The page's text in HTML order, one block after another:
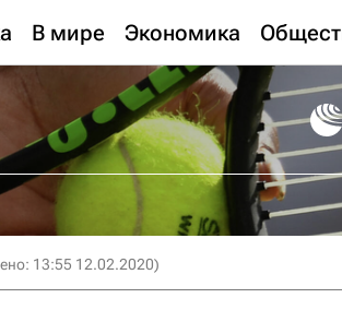
В мире Экономика
13:55 12.02.2020)